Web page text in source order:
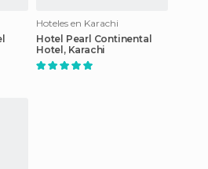
Hoteles en Karachi
Hotel Pearl Continental
Hotel, Karachi